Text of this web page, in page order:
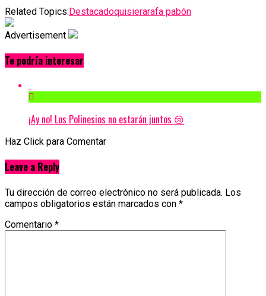
Related Topics:Destacadoquisierarafa pabón
Advertisement
Te podría interesar
¡Ay no! Los Polinesios no estarán juntos 😢
Haz Click para Comentar
Leave a Reply
Tu dirección de correo electrónico no será publicada. Los
campos obligatorios están marcados con *
Comentario *